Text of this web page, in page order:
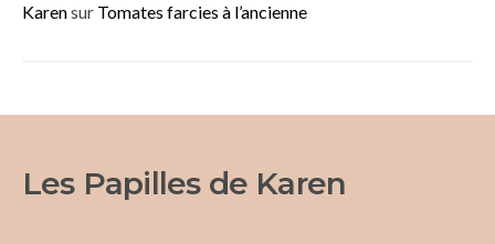
Karensur Tomates farcies à l’ancienne
Les Papilles de Karen